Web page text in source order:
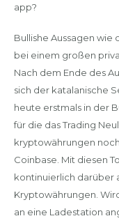
app?
Bullishe Aussagen wie
bei einem großen
Nach dem Ende des
sich der katalanische
heute erstmals in der
für die das Trading
kryptowährungen
Coinbase. Mit diesen
kontinuierlich darüber
Kryptowährungen.
an eine Ladestation